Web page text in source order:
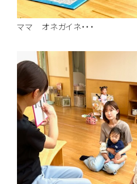
ママ オネガイネ・・・